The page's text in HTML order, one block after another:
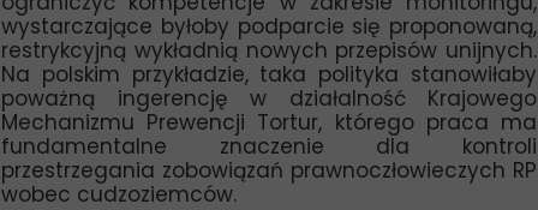
wystarczające byłoby podparcie się proponowaną,
restrykcyjną wykładnią nowych przepisów unijnych.
Na polskim przykładzie, taka polityka stanowiłaby
poważną ingerencję w działalność Krajowego
Mechanizmu Prewencji Tortur, którego praca ma
fundamentalne znaczenie dla kontroli
przestrzegania zobowiązań prawnoczłowieczych RP
wobec cudzoziemców.